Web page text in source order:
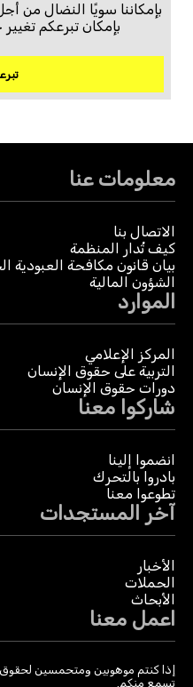
بإمكاننا سويًا النضال من
بإمكان تبرعكم
معلومات عنا
الاتصال بنا
كيف تُدار المنظمة
بيان قانون مكافحة العبودية
الشؤون المالية
الموارد
المركز الإعلامي
التربية على حقوق الإنسان
دورات حقوق الإنسان
شاركوا معنا
انضموا إلينا
بادروا بالتحرك
تطوعوا معنا
آخر المستجدات
الأخبار
الحملات
الأبحاث
اعمل معنا
إذا كنتم موهوبين ومتحمسين لحقوق
تسمع منكم.